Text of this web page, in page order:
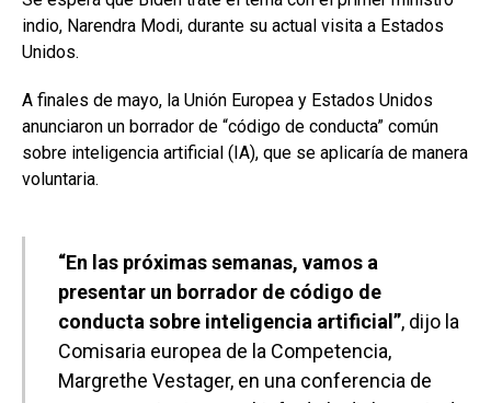
indio, Narendra Modi, durante su actual visita a Estados
Unidos.
A finales de mayo, la Unión Europea y Estados Unidos
anunciaron un borrador de “código de conducta” común
sobre inteligencia artificial (IA), que se aplicaría de manera
voluntaria.
“En las próximas semanas, vamos a
presentar un borrador de código de
conducta sobre inteligencia artificial”, dijo la
Comisaria europea de la Competencia,
Margrethe Vestager, en una conferencia de